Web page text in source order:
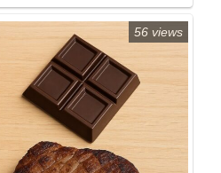
56 views